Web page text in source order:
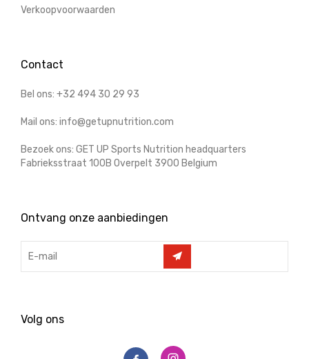
Verkoopvoorwaarden
Contact
Bel ons: +32 494 30 29 93
Mail ons: info@getupnutrition.com
Bezoek ons: GET UP Sports Nutrition headquarters
Fabrieksstraat 100B Overpelt 3900 Belgium
Ontvang onze aanbiedingen
Volg ons